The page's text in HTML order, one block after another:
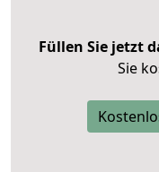
Füllen Sie jetzt
Sie